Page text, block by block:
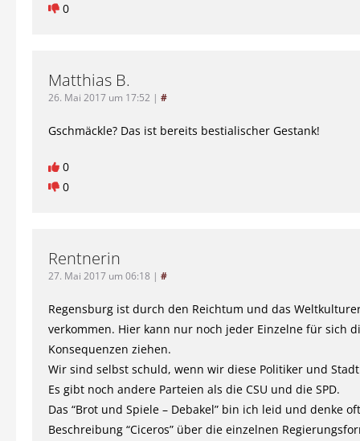
0
Matthias B.
26. Mai 2017 um 17:52 | #
Gschmäckle? Das ist bereits bestialischer Gestank!
0
0
Rentnerin
27. Mai 2017 um 06:18 | #
Regensburg ist durch den Reichtum und das
verkommen. Hier kann nur noch jeder Einzelne für sich
Konsequenzen ziehen.
Wir sind selbst schuld, wenn wir diese Politiker und
Es gibt noch andere Parteien als die CSU und die SPD.
Das “Brot und Spiele – Debakel” bin ich leid und denke
Beschreibung “Ciceros” über die einzelnen